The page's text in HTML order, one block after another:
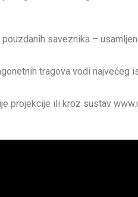
saveznika –
tragova vodi najvećeg
projekcije ili kroz sustav